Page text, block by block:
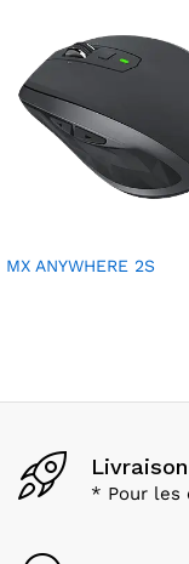
MX ANYWHERE 2S
* Pour les